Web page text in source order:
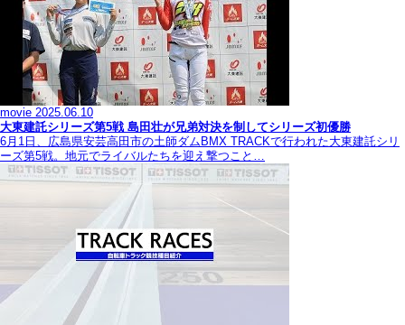
movie 2025.06.10
大東建託シリーズ第5戦 島田壮が兄弟対決を制してシリーズ初優勝
6月1日、広島県安芸高田市の土師ダムBMX TRACKで行われた大東建託シリ
ーズ第5戦。地元でライバルたちを迎え撃つこと…